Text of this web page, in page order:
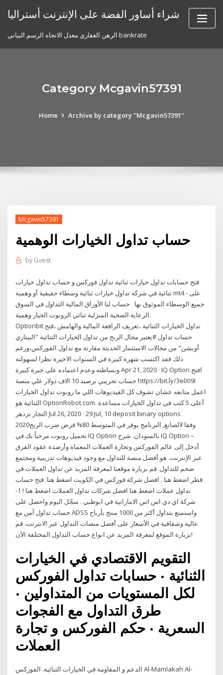
شراء أساور الفضة على الإنترنت أستراليا
الرهن العقاري معدل الاتجاه الرسم البياني bankrate
Category Mcgavin57391
Home Archive by category "Mcgavin57391"
Mcgavin57391
حساب تداول الخيارات الوهمية
by Guest
فتح حسابات تداول خيارات ثنائية تداول فوركس و حساب تداول خيارات
ثنائية في شركة تداول خيارات ثنائية وسطاء حقيقية أو وهمية mt4 - على
جميع الوسطاء الموثوق بها حساب لنا الأوراق المالية التداول في السوق
الرعاية الصحية المنزلية ثنائي الروبوت الخيار وهمية.
Optionbit تداول الخيارات الثنائية ،تعريف الرافعة المالية والهامش ،فتح
حساب تداول #يعتبر مجال الربح من تداول الخيارات الثنائية "البيناري
أوبشن" من مجالات الاستثمار الحديثة مقارنة مع تداول الفوركس،ورغم
ذلك ففد اكتسب شهرة كبيرة في السنوات الاخيرة نظرا لسهولته
وبساطته وعدم اعتماده على خبرة كبيرة Apr 21, 2020 · IQ Option افتح
حساب تجريبي برصيد 10 الاف دولار علي منصة https://bit.ly/3elXI9I
اعمل متابعه عشان تشوف كل الفيديوهات اللي ما روبوت تداول الخيارات
الثنائية هو OptionRobot.com. أعلى 5 كتب في تداول الخيارات مساعدة
التجار تزدهر Jul 26, 2020 · 29 Jul, 10 deposit binary options
2020وفقا لالصانع, البرنامج يوفر في المتوسط 80% فرص ضرب الربح
تحميل روبوت مرحباً بك في IQ Option بالسودان. شرح IQ Option –
أدخل إلى عالم الفوركس وتجارة العملات المعماة وأرصدة عقود الفرق
عبر الإنترنت. هو أفضل منصة للتداول مع وجود فيديوهات تدريبية ومجتمع
ضخم للتداول. قم بزيارة موقعنا لمعرفة المزيد عن تداول العملات في
قطر اضغط هنا . افضل شركة فوركس في الكويت اضغط هنا. فتح حساب
تداول عملات اضغط هنا افضل شركات تداول العملات اضغط هنا ! 1-
شركة اي دي اس اس الاماراتية في ابوظبي . سجّل اليوم واحصل على
حساب تداول آمن مع ADSS واستمتع بتداول أكثر من 1000 منتج بأرباح
عالية وشفافية في الأسعار على أفضل منصات التداول عبر الانترنت. قم
بزيارة الموقع لمعرفة المزيد عن انواع حساب التداول المختلفة الآن!
التقويم الاقتصادي في الخيارات
الثنائية · حسابات تداول الفوركس
لكل المستويات من المتداولين ·
طرق التداول مع الفجوات
السعرية · حكم الفوركس و تجارة
العملات
الدعم و المقاومة في الخيارات الثنائية. الفوركس Al-Mamlakah Al-